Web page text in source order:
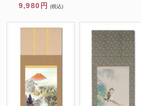
9,980円
(税込)